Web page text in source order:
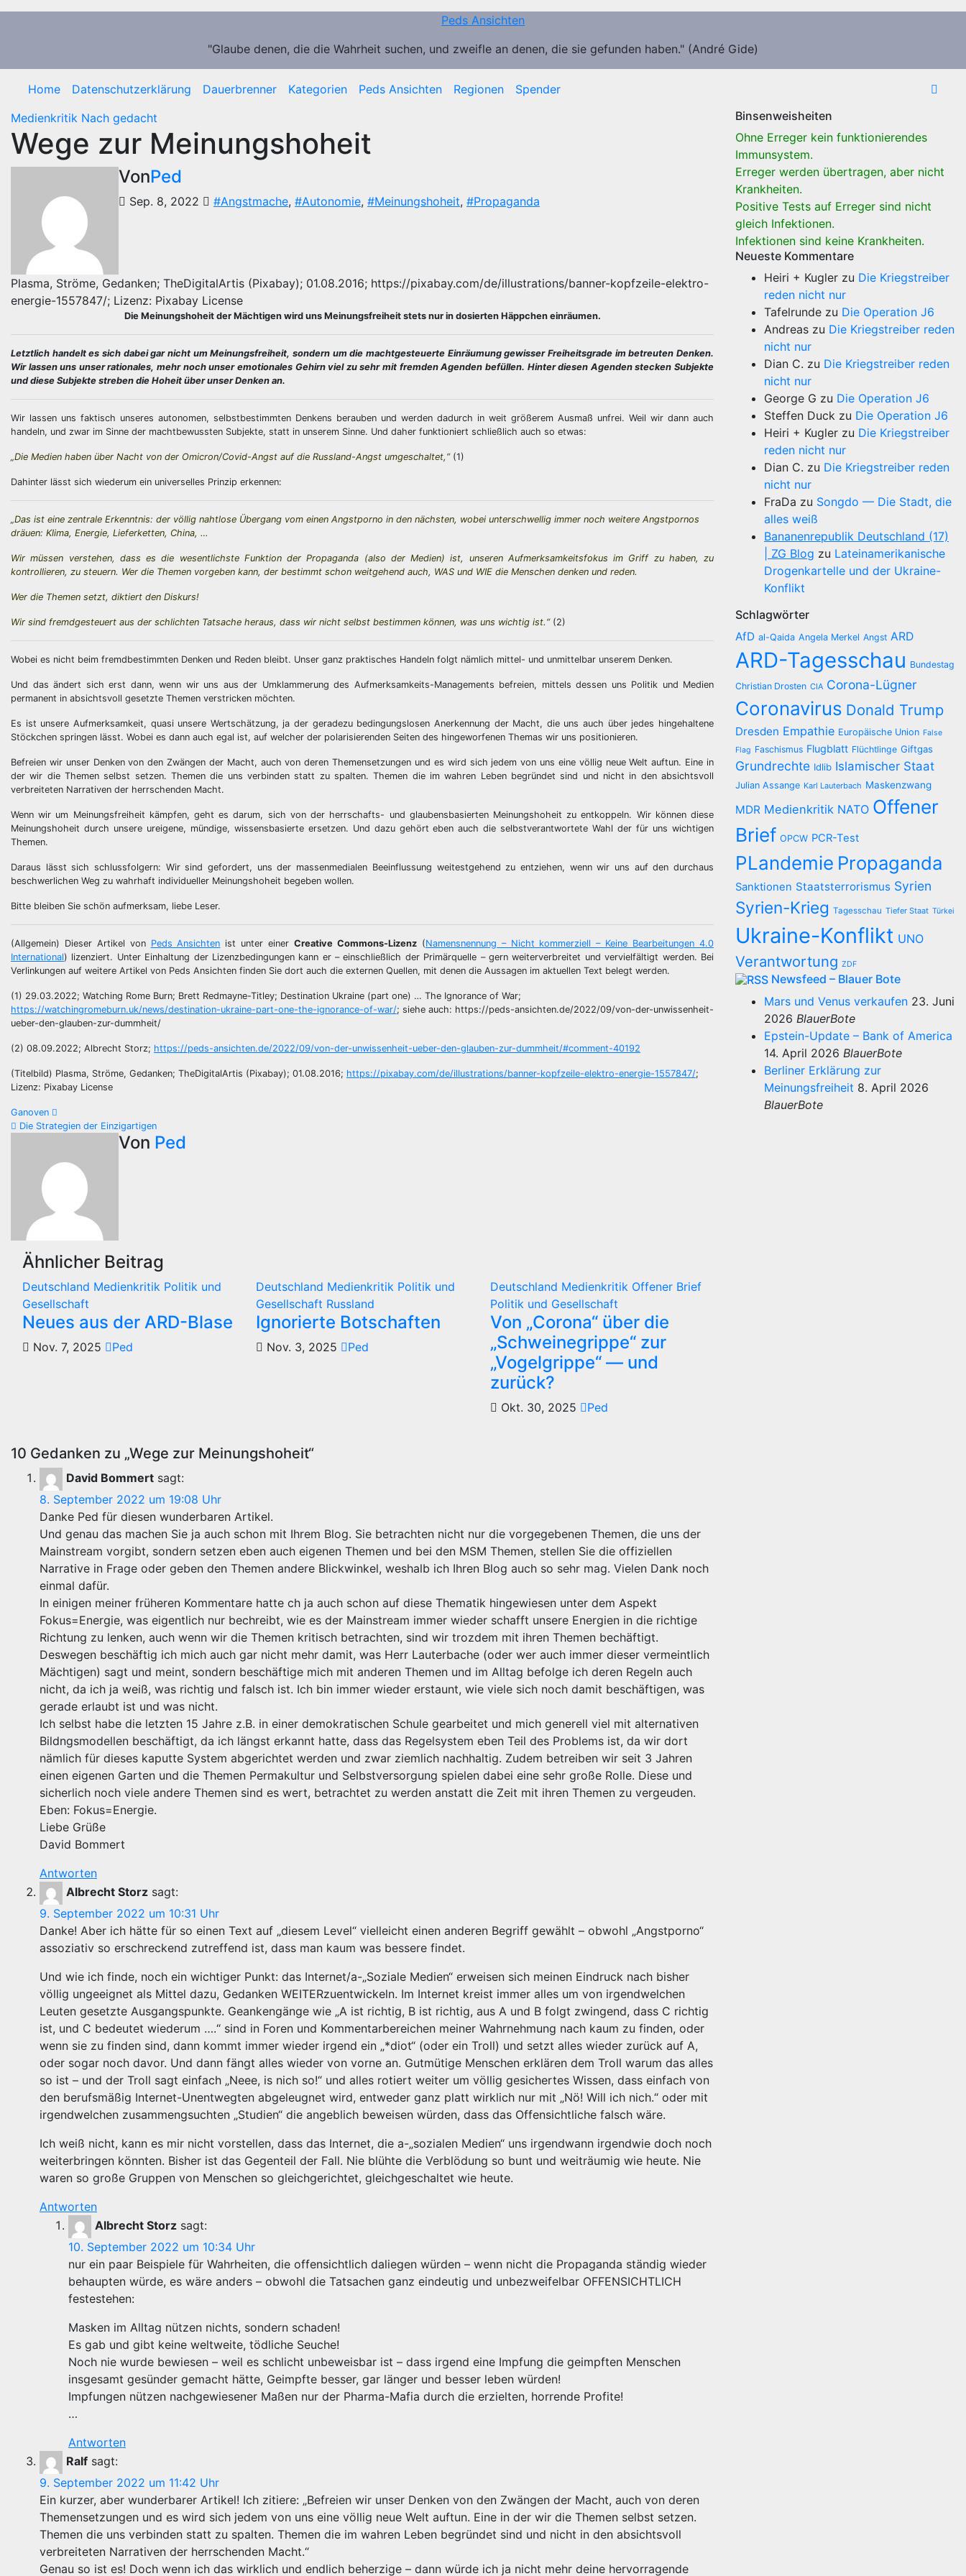
Zum
Peds Ansichten
"Glaube denen, die die Wahrheit suchen, und zweifle an denen, die sie gefunden haben." (André Gide)
Home Datenschutzerklärung Dauerbrenner Kategorien Peds Ansichten Regionen
Spender
Medienkritik Nach gedacht
Wege zur Meinungshoheit
VonPed
Sep. 8, 2022 #Angstmache, #Autonomie, #Meinungshoheit, #Propaganda
Plasma, Ströme, Gedanken; TheDigitalArtis (Pixabay); 01.08.2016; https://pixabay.com/de/illustrations/banner-kopfzeile-elektro-
energie-1557847/; Lizenz: Pixabay License
Die Meinungshoheit der Mächtigen wird uns Meinungsfreiheit stets nur in dosierten Häppchen einräumen.
Letztlich handelt es sich dabei gar nicht um Meinungsfreiheit, sondern um die machtgesteuerte Einräumung gewisser Freiheitsgrade im betreuten Denken.
Wir lassen uns unser rationales, mehr noch unser emotionales Gehirn viel zu sehr mit fremden Agenden befüllen. Hinter diesen Agenden stecken Subjekte
und diese Subjekte streben die Hoheit über unser Denken an.
Wir lassen uns faktisch unseres autonomen, selbstbestimmten Denkens berauben und werden dadurch in weit größerem Ausmaß unfrei. Weil wir dann auch
handeln, und zwar im Sinne der machtbewussten Subjekte, statt in unserem Sinne. Und daher funktioniert schließlich auch so etwas:
„Die Medien haben über Nacht von der Omicron/Covid-Angst auf die Russland-Angst umgeschaltet,“(1)
Dahinter lässt sich wiederum ein universelles Prinzip erkennen:
„Das ist eine zentrale Erkenntnis: der völlig nahtlose Übergang vom einen Angstporno in den nächsten, wobei unterschwellig immer noch weitere Angstpornos
dräuen: Klima, Energie, Lieferketten, China, …
Wir müssen verstehen, dass es die wesentlichste Funktion der Propaganda (also der Medien) ist, unseren Aufmerksamkeitsfokus im Griff zu haben, zu
kontrollieren, zu steuern. Wer die Themen vorgeben kann, der bestimmt schon weitgehend auch, WAS und WIE die Menschen denken und reden.
Wer die Themen setzt, diktiert den Diskurs!
Wir sind fremdgesteuert aus der schlichten Tatsache heraus, dass wir nicht selbst bestimmen können, was uns wichtig ist.“(2)
Wobei es nicht beim fremdbestimmten Denken und Reden bleibt. Unser ganz praktisches Handeln folgt nämlich mittel- und unmittelbar unserem Denken.
Und das ändert sich erst dann, wenn wir uns aus der Umklammerung des Aufmerksamkeits-Managements befreien, mittels dessen uns Politik und Medien
permanent in absichtsvoll gesetzte Themen verstricken möchten.
Es ist unsere Aufmerksamkeit, quasi unsere Wertschätzung, ja der geradezu bedingungslosen Anerkennung der Macht, die uns auch über jedes hingehaltene
Stöckchen springen lässt. Wobei es dann auch egal ist, auf welcher der polarisierenden Seiten des hingeworfenen Themas wir uns positionieren.
Befreien wir unser Denken von den Zwängen der Macht, auch von deren Themensetzungen und es wird sich jedem von uns eine völlig neue Welt auftun. Eine in
der wir die Themen selbst setzen. Themen die uns verbinden statt zu spalten. Themen die im wahren Leben begründet sind und nicht in den absichtsvoll
verbreiteten Narrativen der herrschenden Macht.
Wenn wir um Meinungsfreiheit kämpfen, geht es darum, sich von der herrschafts- und glaubensbasierten Meinungshoheit zu entkoppeln. Wir können diese
Meinungshoheit durch unsere ureigene, mündige, wissensbasierte ersetzen. Und dazu gehört eben auch die selbstverantwortete Wahl der für uns wichtigen
Themen.
Daraus lässt sich schlussfolgern: Wir sind gefordert, uns der massenmedialen Beeinflussung weitestgehend zu entziehen, wenn wir uns auf den durchaus
beschwerlichen Weg zu wahrhaft individueller Meinungshoheit begeben wollen.
Bitte bleiben Sie schön aufmerksam, liebe Leser.
(Allgemein) Dieser Artikel von Peds Ansichten ist unter einerCreative Commons-Lizenz(Namensnennung – Nicht kommerziell – Keine Bearbeitungen 4.0
International) lizenziert. Unter Einhaltung der Lizenzbedingungen kann er – einschließlich der Primärquelle – gern weiterverbreitet und vervielfältigt werden. Bei
Verlinkungen auf weitere Artikel von Peds Ansichten finden Sie dort auch die externen Quellen, mit denen die Aussagen im aktuellen Text belegt werden.
(1) 29.03.2022; Watching Rome Burn; Brett Redmayne-Titley; Destination Ukraine (part one) … The Ignorance of War;
https://watchingromeburn.uk/news/destination-ukraine-part-one-the-ignorance-of-war/; siehe auch: https://peds-ansichten.de/2022/09/von-der-unwissenheit-
ueber-den-glauben-zur-dummheit/
(2) 08.09.2022; Albrecht Storz; https://peds-ansichten.de/2022/09/von-der-unwissenheit-ueber-den-glauben-zur-dummheit/#comment-40192
(Titelbild) Plasma, Ströme, Gedanken; TheDigitalArtis (Pixabay); 01.08.2016; https://pixabay.com/de/illustrations/banner-kopfzeile-elektro-energie-1557847/;
Lizenz: Pixabay License
Beitragsnavigation
Ganoven
Die Strategien der Einzigartigen
Von Ped
Ähnlicher Beitrag
Deutschland Medienkritik Politik und
Gesellschaft
Neues aus der ARD-Blase
Nov. 7, 2025 Ped
Deutschland Medienkritik Politik und
Gesellschaft Russland
Ignorierte Botschaften
Nov. 3, 2025 Ped
Deutschland Medienkritik Offener Brief
Politik und Gesellschaft
Von „Corona“ über die
„Schweinegrippe“ zur
„Vogelgrippe“ — und
zurück?
Okt. 30, 2025 Ped
10 Gedanken zu „Wege zur Meinungshoheit“
David Bommert sagt:
8. September 2022 um 19:08 Uhr
Danke Ped für diesen wunderbaren Artikel.
Und genau das machen Sie ja auch schon mit Ihrem Blog. Sie betrachten nicht nur die vorgegebenen Themen, die uns der
Mainstream vorgibt, sondern setzen eben auch eigenen Themen und bei den MSM Themen, stellen Sie die offiziellen
Narrative in Frage oder geben den Themen andere Blickwinkel, weshalb ich Ihren Blog auch so sehr mag. Vielen Dank noch
einmal dafür.
In einigen meiner früheren Kommentare hatte ch ja auch schon auf diese Thematik hingewiesen unter dem Aspekt
Fokus=Energie, was eigentlich nur bechreibt, wie es der Mainstream immer wieder schafft unsere Energien in die richtige
Richtung zu lenken, auch wenn wir die Themen kritisch betrachten, sind wir trozdem mit ihren Themen bechäftigt.
Deswegen beschäftig ich mich auch gar nicht mehr damit, was Herr Lauterbache (oder wer auch immer dieser vermeintlich
Mächtigen) sagt und meint, sondern beschäftige mich mit anderen Themen und im Alltag befolge ich deren Regeln auch
nicht, da ich ja weiß, was richtig und falsch ist. Ich bin immer wieder erstaunt, wie viele sich noch damit beschäftigen, was
gerade erlaubt ist und was nicht.
Ich selbst habe die letzten 15 Jahre z.B. in einer demokratischen Schule gearbeitet und mich generell viel mit alternativen
Bildngsmodellen beschäftigt, da ich längst erkannt hatte, dass das Regelsystem eben Teil des Problems ist, da wir dort
nämlich für dieses kaputte System abgerichtet werden und zwar ziemlich nachhaltig. Zudem betreiben wir seit 3 Jahren
einen eigenen Garten und die Themen Permakultur und Selbstversorgung spielen dabei eine sehr große Rolle. Diese und
sicherlich noch viele andere Themen sind es wert, betrachtet zu werden anstatt die Zeit mit ihren Themen zu vergeuden.
Eben: Fokus=Energie.
Liebe Grüße
David Bommert
Antworten
Albrecht Storz sagt:
9. September 2022 um 10:31 Uhr
Danke! Aber ich hätte für so einen Text auf „diesem Level“ vielleicht einen anderen Begriff gewählt – obwohl „Angstporno“
assoziativ so erschreckend zutreffend ist, dass man kaum was bessere findet.
Und wie ich finde, noch ein wichtiger Punkt: das Internet/a-„Soziale Medien“ erweisen sich meinen Eindruck nach bisher
völlig ungeeignet als Mittel dazu, Gedanken WEITERzuentwickeln. Im Internet kreist immer alles um von irgendwelchen
Leuten gesetzte Ausgangspunkte. Geankengänge wie „A ist richtig, B ist richtig, aus A und B folgt zwingend, dass C richtig
ist, und C bedeutet wiederum ….“ sind in Foren und Kommentarbereichen meiner Wahrnehmung nach kaum zu finden, oder
wenn sie zu finden sind, dann kommt immer wieder irgend ein „*diot“ (oder ein Troll) und setzt alles wieder zurück auf A,
oder sogar noch davor. Und dann fängt alles wieder von vorne an. Gutmütige Menschen erklären dem Troll warum das alles
so ist – und der Troll sagt einfach „Neee, is nich so!“ und alles rotiert weiter um völlig gesichertes Wissen, dass einfach von
den berufsmäßig Internet-Unentwegten abgeleugnet wird, entweder ganz platt wirklich nur mit „Nö! Will ich nich.“ oder mit
irgendwelchen zusammengsuchten „Studien“ die angeblich beweisen würden, dass das Offensichtliche falsch wäre.
Ich weiß nicht, kann es mir nicht vorstellen, dass das Internet, die a-„sozialen Medien“ uns irgendwann irgendwie doch noch
weiterbringen könnten. Bisher ist das Gegenteil der Fall. Nie blühte die Verblödung so bunt und weiträumig wie heute. Nie
waren so große Gruppen von Menschen so gleichgerichtet, gleichgeschaltet wie heute.
Antworten
Albrecht Storz sagt:
10. September 2022 um 10:34 Uhr
nur ein paar Beispiele für Wahrheiten, die offensichtlich daliegen würden – wenn nicht die Propaganda ständig wieder
behaupten würde, es wäre anders – obwohl die Tatsachen ganz eindeutig und unbezweifelbar OFFENSICHTLICH
festestehen:
Masken im Alltag nützen nichts, sondern schaden!
Es gab und gibt keine weltweite, tödliche Seuche!
Noch nie wurde bewiesen – weil es schlicht unbeweisbar ist – dass irgend eine Impfung die geimpften Menschen
insgesamt gesünder gemacht hätte, Geimpfte besser, gar länger und besser leben würden!
Impfungen nützen nachgewiesener Maßen nur der Pharma-Mafia durch die erzielten, horrende Profite!
…
Antworten
Ralf sagt:
9. September 2022 um 11:42 Uhr
Ein kurzer, aber wunderbarer Artikel! Ich zitiere: „Befreien wir unser Denken von den Zwängen der Macht, auch von deren
Themensetzungen und es wird sich jedem von uns eine völlig neue Welt auftun. Eine in der wir die Themen selbst setzen.
Themen die uns verbinden statt zu spalten. Themen die im wahren Leben begründet sind und nicht in den absichtsvoll
verbreiteten Narrativen der herrschenden Macht.“
Genau so ist es! Doch wenn ich das wirklich und endlich beherzige – dann würde ich ja nicht mehr deine hervorragende
Binsenweisheiten
Ohne Erreger kein funktionierendes
Immunsystem.
Erreger werden übertragen, aber nicht
Krankheiten.
Positive Tests auf Erreger sind nicht
gleich Infektionen.
Infektionen sind keine Krankheiten.
Neueste Kommentare
Heiri + Kugler zu Die Kriegstreiber
reden nicht nur
Tafelrunde zu Die Operation J6
Andreas zu Die Kriegstreiber reden
nicht nur
Dian C. zu Die Kriegstreiber reden
nicht nur
George G zu Die Operation J6
Steffen Duck zu Die Operation J6
Heiri + Kugler zu Die Kriegstreiber
reden nicht nur
Dian C. zu Die Kriegstreiber reden
nicht nur
FraDa zu Songdo — Die Stadt, die
alles weiß
Bananenrepublik Deutschland (17)
| ZG Blog zu Lateinamerikanische
Drogenkartelle und der Ukraine-
Konflikt
Schlagwörter
AfD al-Qaida Angela Merkel Angst ARD
ARD-Tagesschau Bundestag
Christian Drosten CIA Corona-Lügner
Coronavirus Donald Trump
Dresden Empathie Europäische Union False
Flag Faschismus Flugblatt Flüchtlinge Giftgas
Grundrechte Idlib Islamischer Staat
Julian Assange Karl Lauterbach Maskenzwang
MDR Medienkritik NATO Offener
Brief OPCW PCR-Test
PLandemie Propaganda
Sanktionen Staatsterrorismus Syrien
Syrien-Krieg Tagesschau Tiefer Staat Türkei
Ukraine-Konflikt UNO
Verantwortung ZDF
Newsfeed – Blauer Bote
Mars und Venus verkaufen 23. Juni
2026 BlauerBote
Epstein-Update – Bank of America
14. April 2026 BlauerBote
Berliner Erklärung zur
Meinungsfreiheit 8. April 2026
BlauerBote